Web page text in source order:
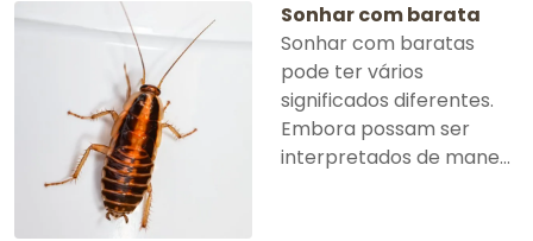
Sonhar com barata
Sonhar com baratas
pode ter vários
significados diferentes.
Embora possam ser
interpretados de mane...